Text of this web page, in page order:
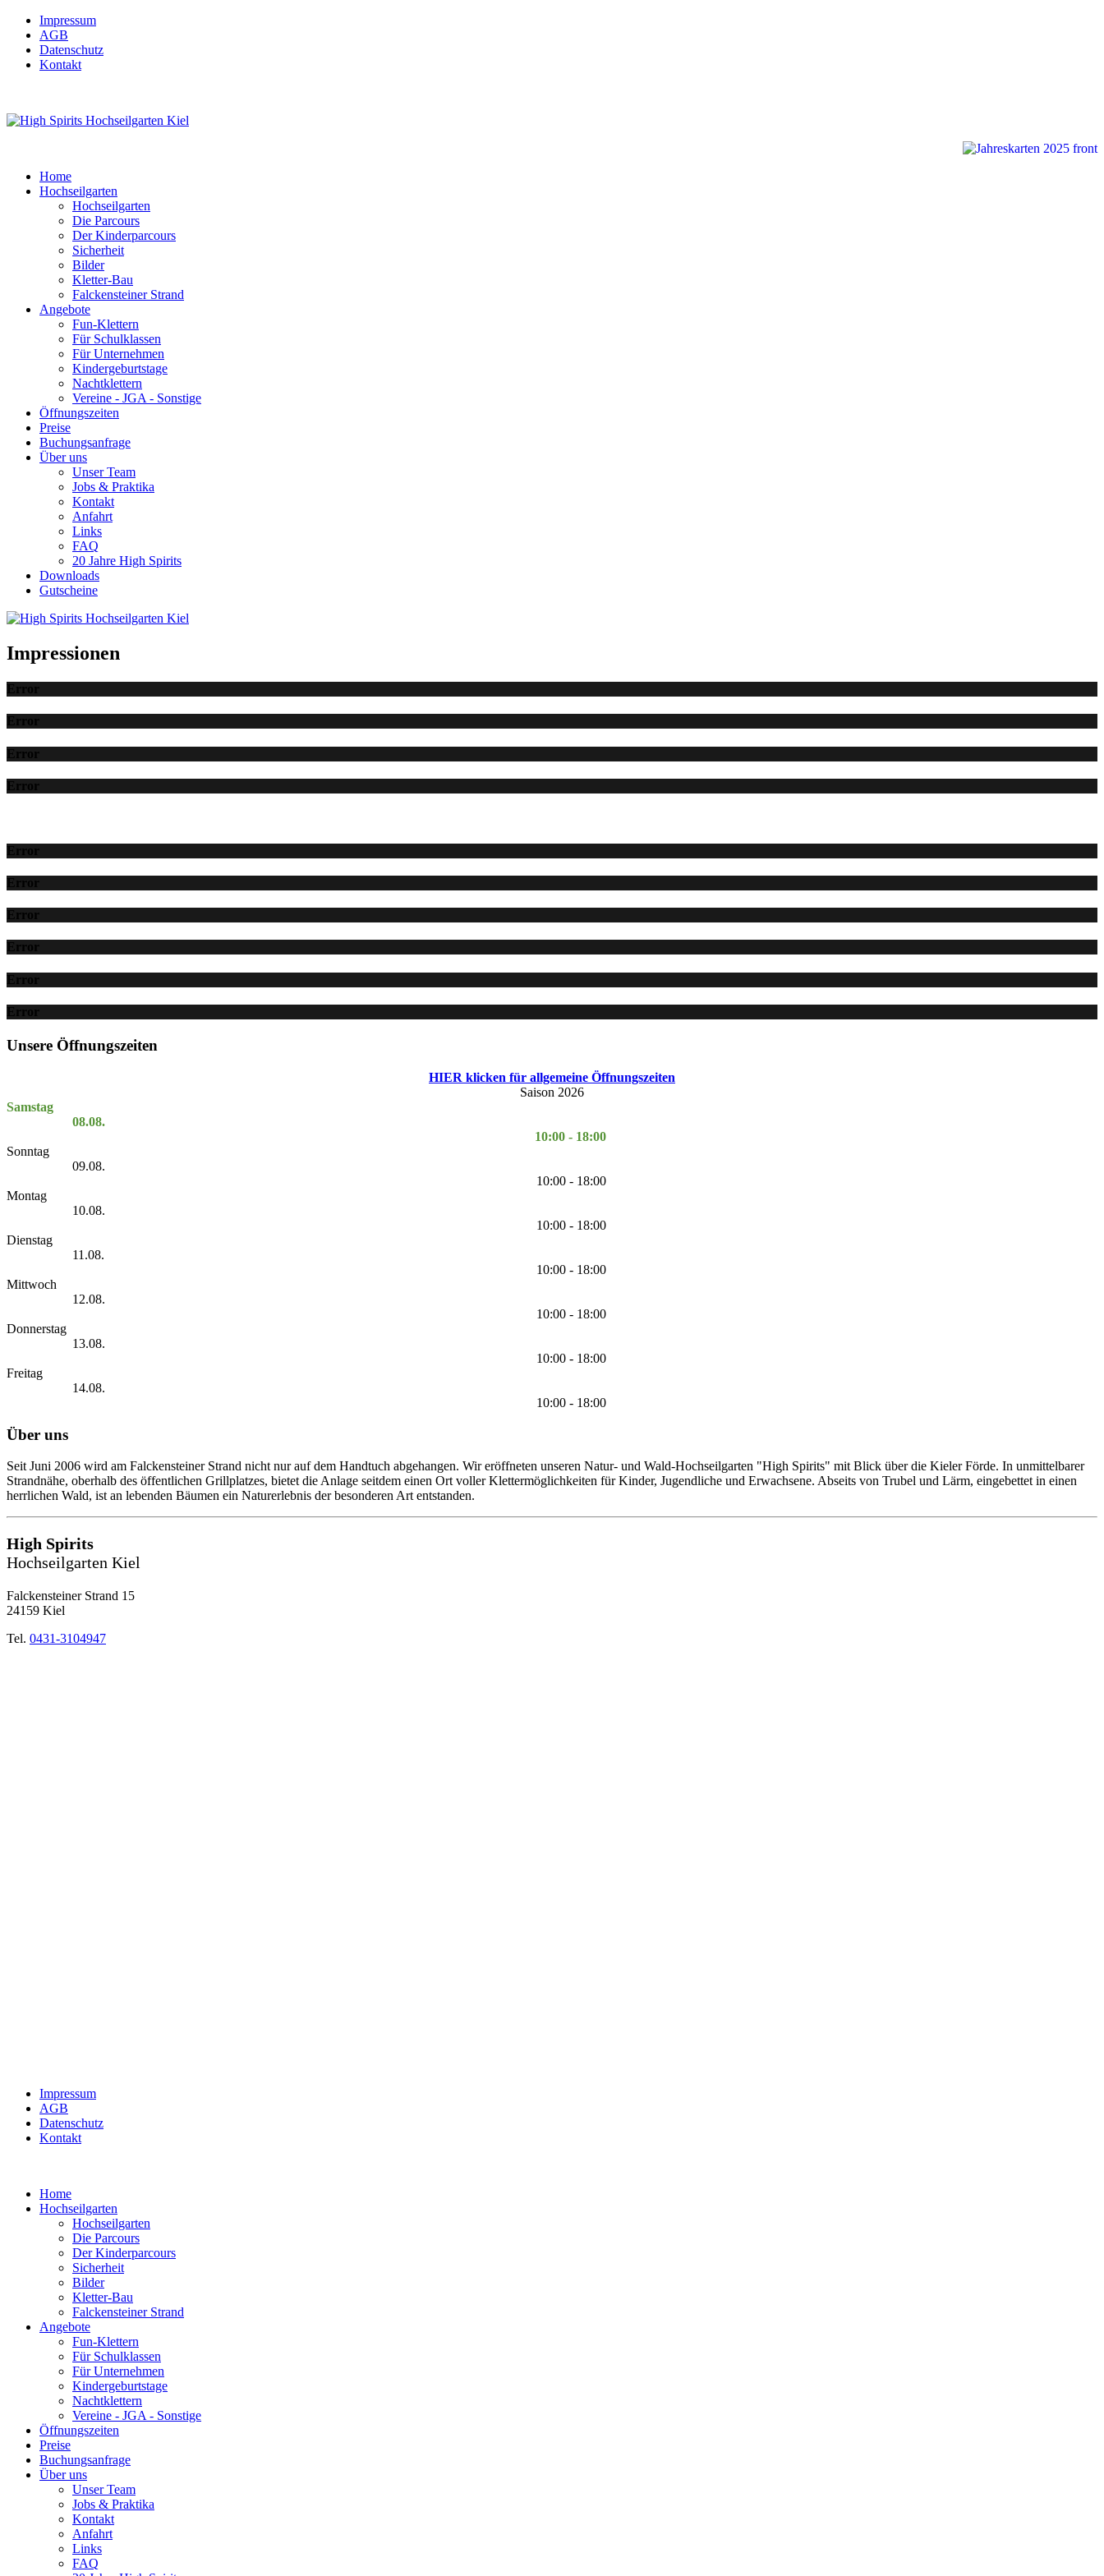
Impressum
AGB
Datenschutz
Kontakt
Home
Hochseilgarten
Hochseilgarten
Die Parcours
Der Kinderparcours
Sicherheit
Bilder
Kletter-Bau
Falckensteiner Strand
Angebote
Fun-Klettern
Für Schulklassen
Für Unternehmen
Kindergeburtstage
Nachtklettern
Vereine - JGA - Sonstige
Öffnungszeiten
Preise
Buchungsanfrage
Über uns
Unser Team
Jobs & Praktika
Kontakt
Anfahrt
Links
FAQ
20 Jahre High Spirits
Downloads
Gutscheine
Impressionen
Error
Error
Error
Error
Error
Error
Error
Error
Error
Error
Unsere Öffnungszeiten
HIER klicken für allgemeine Öffnungszeiten
Saison 2026
Samstag
08.08.
10:00 - 18:00
Sonntag
09.08.
10:00 - 18:00
Montag
10.08.
10:00 - 18:00
Dienstag
11.08.
10:00 - 18:00
Mittwoch
12.08.
10:00 - 18:00
Donnerstag
13.08.
10:00 - 18:00
Freitag
14.08.
10:00 - 18:00
Über uns
Seit Juni 2006 wird am Falckensteiner Strand nicht nur auf dem Handtuch abgehangen. Wir eröffneten unseren Natur- und Wald-Hochseilgarten "High Spirits" mit Blick über die Kieler Förde. In unmittelbarer
Strandnähe, oberhalb des öffentlichen Grillplatzes, bietet die Anlage seitdem einen Ort voller Klettermöglichkeiten für Kinder, Jugendliche und Erwachsene. Abseits von Trubel und Lärm, eingebettet in einen
herrlichen Wald, ist an lebenden Bäumen ein Naturerlebnis der besonderen Art entstanden.
High Spirits
Hochseilgarten Kiel
Falckensteiner Strand 15
24159 Kiel
Tel. 0431-3104947
Impressum
AGB
Datenschutz
Kontakt
Home
Hochseilgarten
Hochseilgarten
Die Parcours
Der Kinderparcours
Sicherheit
Bilder
Kletter-Bau
Falckensteiner Strand
Angebote
Fun-Klettern
Für Schulklassen
Für Unternehmen
Kindergeburtstage
Nachtklettern
Vereine - JGA - Sonstige
Öffnungszeiten
Preise
Buchungsanfrage
Über uns
Unser Team
Jobs & Praktika
Kontakt
Anfahrt
Links
FAQ